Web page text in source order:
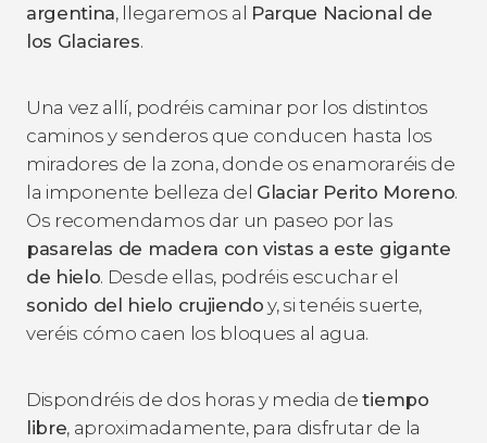
argentina, llegaremos al Parque Nacional de
los Glaciares.
Una vez allí, podréis caminar por los distintos
caminos y senderos que conducen hasta los
miradores de la zona, donde os enamoraréis de
la imponente belleza del Glaciar Perito Moreno.
Os recomendamos dar un paseo por las
pasarelas de madera con vistas a este gigante
de hielo. Desde ellas, podréis escuchar el
sonido del hielo crujiendo y, si tenéis suerte,
veréis cómo caen los bloques al agua.
Dispondréis de dos horas y media detiempo
libre, aproximadamente, para disfrutar de la